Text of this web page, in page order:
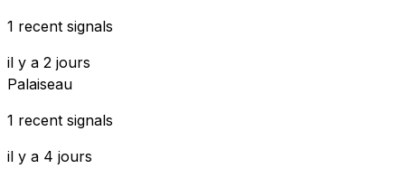
1 recent signals
il y a 2 jours
Palaiseau
1 recent signals
il y a 4 jours